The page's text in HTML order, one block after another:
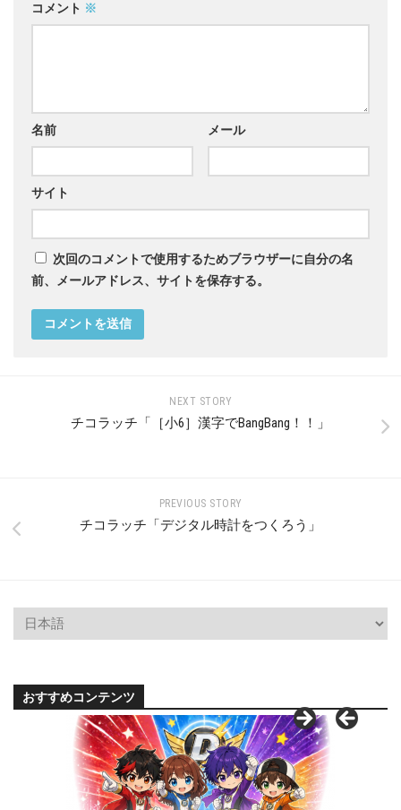
コメント ※
名前 メール
サイト
次回のコメントで使用するためブラウザーに自分の名
前、メールアドレス、サイトを保存する。
NEXT STORY
チコラッチ「［小6］漢字でBangBang！！」
PREVIOUS STORY
チコラッチ「デジタル時計をつくろう」
おすすめコンテンツ